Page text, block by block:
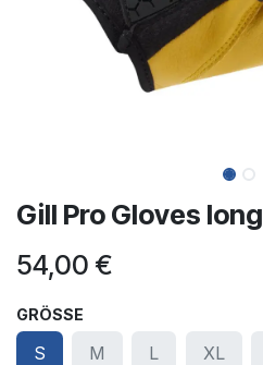
Gill Pro Gloves long
54,00 €
GRÖSSE
S M L XL